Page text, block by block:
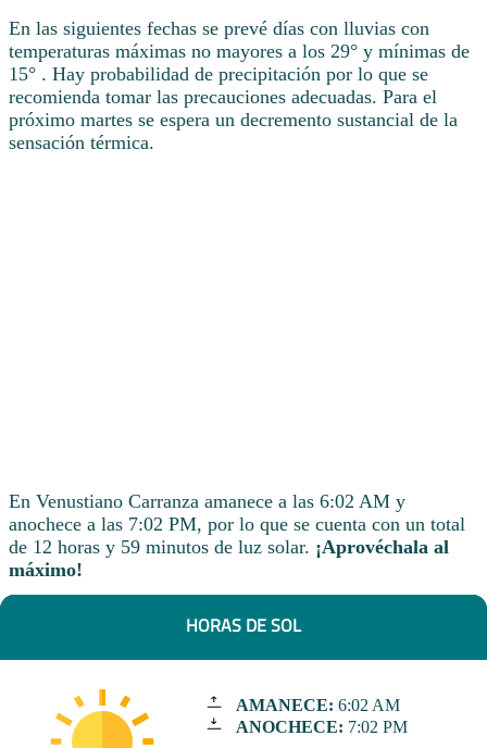
En las siguientes fechas se prevé días con lluvias con
temperaturas máximas no mayores a los 29° y mínimas de
15° . Hay probabilidad de precipitación por lo que se
recomienda tomar las precauciones adecuadas. Para el
próximo martes se espera un decremento sustancial de la
sensación térmica.
En Venustiano Carranza amanece a las 6:02 AM y
anochece a las 7:02 PM, por lo que se cuenta con un total
de 12 horas y 59 minutos de luz solar. ¡Aprovéchala al
máximo!
HORAS DE SOL
AMANECE: 6:02 AM
ANOCHECE: 7:02 PM